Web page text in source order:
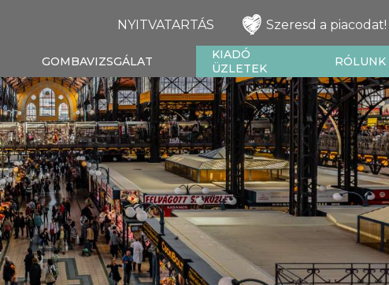
NYITVATARTÁS Szeresd a piacodat!
GOMBAVIZSGÁLAT
KIADÓ
ÜZLETEK
RÓLUNK